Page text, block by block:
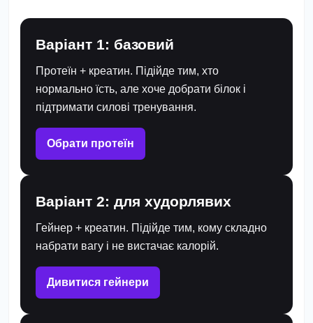
Варіант 1: базовий
Протеїн + креатин. Підійде тим, хто
нормально їсть, але хоче добрати білок і
підтримати силові тренування.
Обрати протеїн
Варіант 2: для худорлявих
Гейнер + креатин. Підійде тим, кому складно
набрати вагу і не вистачає калорій.
Дивитися гейнери